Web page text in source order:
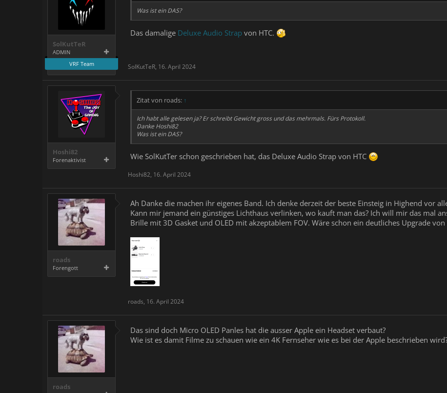
SolKutTeR
ADMIN
VRF Team
Was ist ein DAS?
Das damalige Deluxe Audio Strap von HTC.
SolKutTeR, 16. April 2024
Hoshi82
Forenaktivist
Zitat von roads: ↑
Ich habt alle gelesen ja? Er schreibt Gewicht gross und das mehrmals. Fürs Protokoll.
Danke Hoshi82
Was ist ein DAS?
Wie SolKutTer schon geschrieben hat, das Deluxe Audio Strap von HTC
Hoshi82, 16. April 2024
roads
Forengott
Ah Danke die machen ihr eigenes Band. Ich denke derzeit der beste Einsteig in Highend vor
Kann mir jemand ein günstiges Lichthaus verlinken, wo kauft man das? Ich will mir das mal
Brille mit 3D Gasket und OLED mit akzeptablem FOV. Wäre schon ein deutliches Upgrade
roads, 16. April 2024
roads
Das sind doch Micro OLED Panles hat die ausser Apple ein Headset verbaut?
Wie ist es damit Filme zu schauen wie ein 4K Fernseher wie es bei der Apple beschrieben